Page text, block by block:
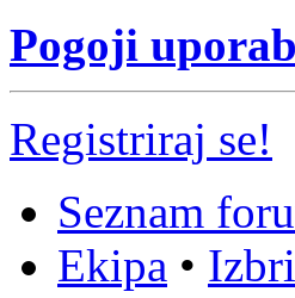
Pogoji
Registriraj se!
Seznam
Ekipa •